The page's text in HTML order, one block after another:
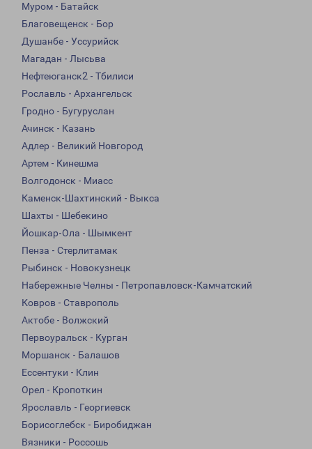
Муром - Батайск
Благовещенск - Бор
Душанбе - Уссурийск
Магадан - Лысьва
Нефтеюганск2 - Тбилиси
Рославль - Архангельск
Гродно - Бугуруслан
Ачинск - Казань
Адлер - Великий Новгород
Артем - Кинешма
Волгодонск - Миасс
Каменск-Шахтинский - Выкса
Шахты - Шебекино
Йошкар-Ола - Шымкент
Пенза - Стерлитамак
Рыбинск - Новокузнецк
Набережные Челны - Петропавловск-Камчатский
Ковров - Ставрополь
Актобе - Волжский
Первоуральск - Курган
Моршанск - Балашов
Ессентуки - Клин
Орел - Кропоткин
Ярославль - Георгиевск
Борисоглебск - Биробиджан
Вязники - Россошь